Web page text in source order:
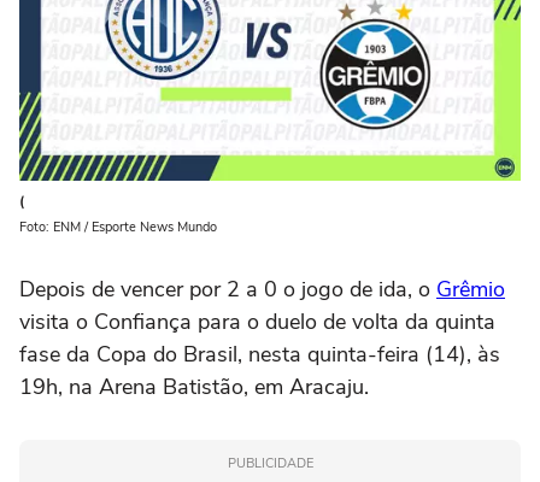
(
Foto: ENM / Esporte News Mundo
Depois de vencer por 2 a 0 o jogo de ida, o Grêmio
visita o Confiança para o duelo de volta da quinta
fase da Copa do Brasil, nesta quinta-feira (14), às
19h, na Arena Batistão, em Aracaju.
PUBLICIDADE